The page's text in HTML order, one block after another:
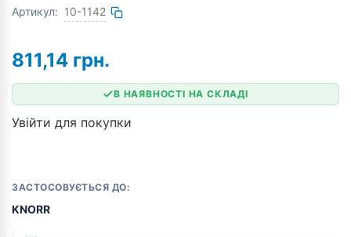
Артикул: 10-1142
ЗАСТОСОВУЄТЬСЯ ДО:
KNORR
811,14 грн.
В НАЯВНОСТІ НА СКЛАДІ
Увійти для покупки